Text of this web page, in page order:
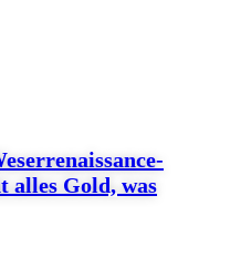
alles Gold, was